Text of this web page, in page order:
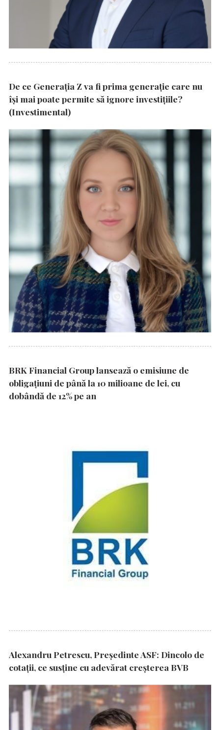
De ce Generația Z va fi prima generație care nu
își mai poate permite să ignore investițiile?
(Investimental)
BRK Financial Group lansează o emisiune de
obligațiuni de până la 10 milioane de lei, cu
dobândă de 12% pe an
Alexandru Petrescu, Președinte ASF: Dincolo de
cotații, ce susține cu adevărat creșterea BVB